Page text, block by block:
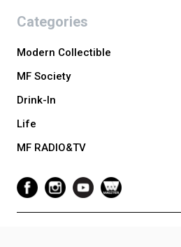
Categories
Modern Collectible
MF Society
Drink-In
Life
MF RADIO&TV